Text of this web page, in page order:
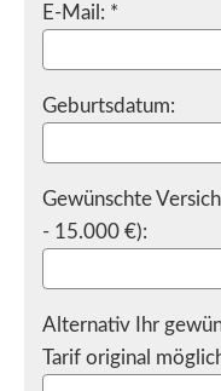
E-Mail: *
Geburts­datum:
Gewünschte
- 15.000 €):
Alternativ Ihr
Tarif original